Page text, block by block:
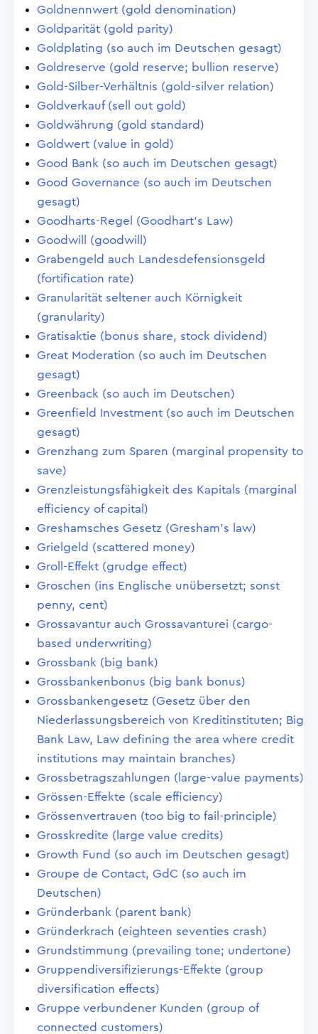
Goldnennwert (gold denomination)
Goldparität (gold parity)
Goldplating (so auch im Deutschen gesagt)
Goldreserve (gold reserve; bullion reserve)
Gold-Silber-Verhältnis (gold-silver relation)
Goldverkauf (sell out gold)
Goldwährung (gold standard)
Goldwert (value in gold)
Good Bank (so auch im Deutschen gesagt)
Good Governance (so auch im Deutschen
gesagt)
Goodharts-Regel (Goodhart's Law)
Goodwill (goodwill)
Grabengeld auch Landesdefensionsgeld
(fortification rate)
Granularität seltener auch Körnigkeit
(granularity)
Gratisaktie (bonus share, stock dividend)
Great Moderation (so auch im Deutschen
gesagt)
Greenback (so auch im Deutschen)
Greenfield Investment (so auch im Deutschen
gesagt)
Grenzhang zum Sparen (marginal propensity to
save)
Grenzleistungsfähigkeit des Kapitals (marginal
efficiency of capital)
Greshamsches Gesetz (Gresham's law)
Grielgeld (scattered money)
Groll-Effekt (grudge effect)
Groschen (ins Englische unübersetzt; sonst
penny, cent)
Grossavantur auch Grossavanturei (cargo-
based underwriting)
Grossbank (big bank)
Grossbankenbonus (big bank bonus)
Grossbankengesetz (Gesetz über den
Niederlassungsbereich von Kreditinstituten; Big
Bank Law, Law defining the area where credit
institutions may maintain branches)
Grossbetragszahlungen (large-value payments)
Grössen-Effekte (scale efficiency)
Grössenvertrauen (too big to fail-principle)
Grosskredite (large value credits)
Growth Fund (so auch im Deutschen gesagt)
Groupe de Contact, GdC (so auch im
Deutschen)
Gründerbank (parent bank)
Gründerkrach (eighteen seventies crash)
Grundstimmung (prevailing tone; undertone)
Gruppendiversifizierungs-Effekte (group
diversification effects)
Gruppe verbundener Kunden (group of
connected customers)